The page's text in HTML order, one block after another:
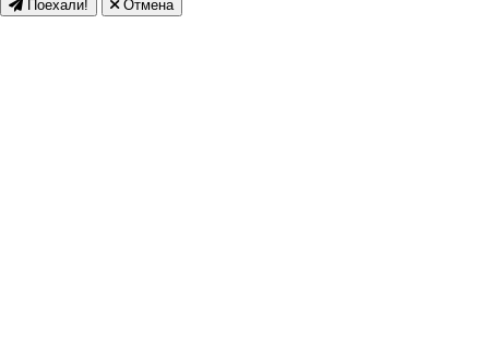
Поехали! Отмена